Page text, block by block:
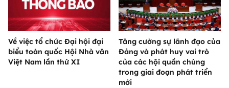
Về việc tổ chức Đại hội đại
biểu toàn quốc Hội Nhà văn
Việt Nam lần thứ XI
Tăng cường sự lãnh đạo của
Đảng và phát huy vai trò
của các hội quần chúng
trong giai đoạn phát triển
mới